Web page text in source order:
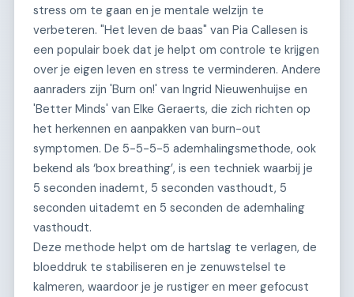
stress om te gaan en je mentale welzijn te
verbeteren. "Het leven de baas" van Pia Callesen is
een populair boek dat je helpt om controle te krijgen
over je eigen leven en stress te verminderen. Andere
aanraders zijn 'Burn on!' van Ingrid Nieuwenhuijse en
'Better Minds' van Elke Geraerts, die zich richten op
het herkennen en aanpakken van burn-out
symptomen. De 5-5-5-5 ademhalingsmethode, ook
bekend als ‘box breathing’, is een techniek waarbij je
5 seconden inademt, 5 seconden vasthoudt, 5
seconden uitademt en 5 seconden de ademhaling
vasthoudt.
Deze methode helpt om de hartslag te verlagen, de
bloeddruk te stabiliseren en je zenuwstelsel te
kalmeren, waardoor je je rustiger en meer gefocust